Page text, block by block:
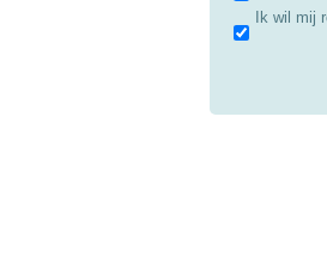
Ik wil mij